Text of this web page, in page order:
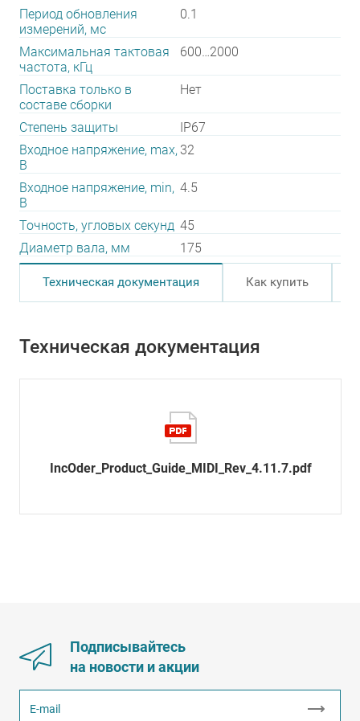
Период обновления
измерений, мс
0.1
Максимальная тактовая
частота, кГц
600…2000
Поставка только в
составе сборки
Нет
Степень защиты
IP67
Входное напряжение, max,
В
32
Входное напряжение, min,
В
4.5
Точность, угловых секунд 45
Диаметр вала, мм
175
Техническая документация Как купить
Техническая документация
IncOder_Product_Guide_MIDI_Rev_4.11.7.pdf
Подписывайтесь
на новости и акции